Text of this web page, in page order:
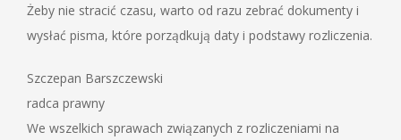
Żeby nie stracić czasu, warto od razu zebrać dokumenty i
wysłać pisma, które porządkują daty i podstawy rozliczenia.
Szczepan Barszczewski
radca prawny
We wszelkich sprawach związanych z rozliczeniami na